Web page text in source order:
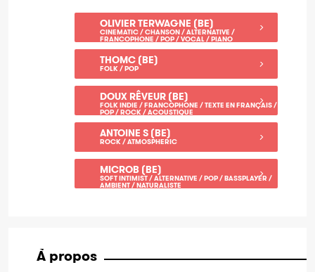
OLIVIER TERWAGNE (BE)
CINEMATIC / CHANSON / ALTERNATIVE /
FRANCOPHONE / POP / VOCAL / PIANO
THOMC (BE)
FOLK / POP
DOUX RÊVEUR (BE)
FOLK INDIE / FRANCOPHONE / TEXTE EN FRANÇAIS /
POP / ROCK / ACOUSTIQUE
ANTOINE S (BE)
ROCK / ATMOSPHERIC
MICROB (BE)
SOFT INTIMIST / ALTERNATIVE / POP / BASSPLAYER /
AMBIENT / NATURALISTE
À propos